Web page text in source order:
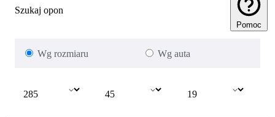
Szukaj opon
Pomoc
Wg rozmiaru Wg auta